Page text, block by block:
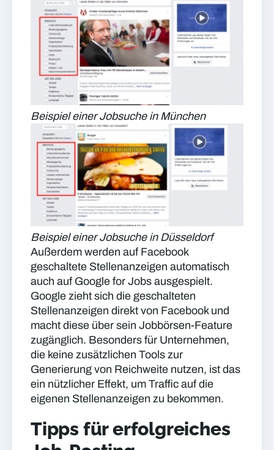
Beispiel einer Jobsuche in München
Beispiel einer Jobsuche in Düsseldorf
Außerdem werden auf Facebook
geschaltete Stellenanzeigen automatisch
auch auf Google for Jobs ausgespielt.
Google zieht sich die geschalteten
Stellenanzeigen direkt von Facebook und
macht diese über sein Jobbörsen-Feature
zugänglich. Besonders für Unternehmen,
die keine zusätzlichen Tools zur
Generierung von Reichweite nutzen, ist das
ein nützlicher Effekt, um Traffic auf die
eigenen Stellenanzeigen zu bekommen.
Tipps für erfolgreiches